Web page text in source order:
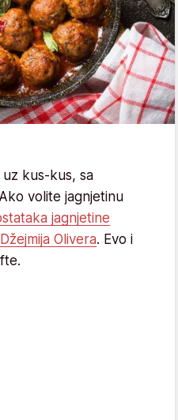
kus-kus, sa
volite jagnjetinu
jagnjetine
Olivera. Evo i